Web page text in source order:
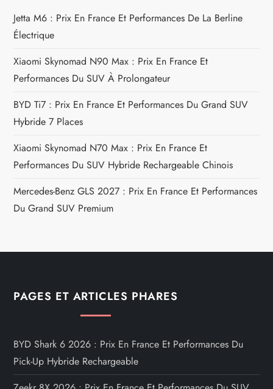
c
l
e
Jetta M6 : Prix En France Et Performances De La Berline
Électrique
Xiaomi Skynomad N90 Max : Prix En France Et
Performances Du SUV À Prolongateur
BYD Ti7 : Prix En France Et Performances Du Grand SUV
Hybride 7 Places
Xiaomi Skynomad N70 Max : Prix En France Et
Performances Du SUV Hybride Rechargeable Chinois
Mercedes-Benz GLS 2027 : Prix En France Et Performances
Du Grand SUV Premium
PAGES ET ARTICLES PHARES
BYD Shark 6 2026 : Prix En France Et Performances Du
Pick-Up Hybride Rechargeable